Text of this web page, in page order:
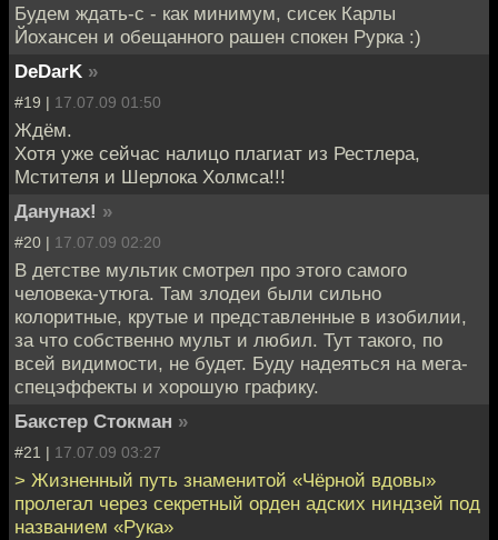
Будем ждать-с - как минимум, сисек Карлы
Йохансен и обещанного рашен спокен Рурка :)
DeDarK »
#19 | 17.07.09 01:50
Ждём.
Хотя уже сейчас налицо плагиат из Рестлера,
Мстителя и Шерлока Холмса!!!
Данунах! »
#20 | 17.07.09 02:20
В детстве мультик смотрел про этого самого
человека-утюга. Там злодеи были сильно
колоритные, крутые и представленные в изобилии,
за что собственно мульт и любил. Тут такого, по
всей видимости, не будет. Буду надеяться на мега-
спецэффекты и хорошую графику.
Бакстер Стокман »
#21 | 17.07.09 03:27
> Жизненный путь знаменитой «Чёрной вдовы»
пролегал через секретный орден адских ниндзей под
названием «Рука»